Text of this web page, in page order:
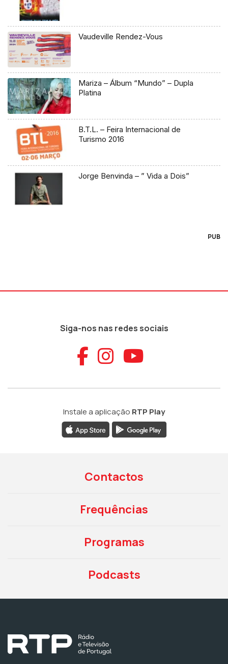
Vaudeville Rendez-Vous
Mariza – Álbum “Mundo” – Dupla
Platina
B.T.L. – Feira Internacional de
Turismo 2016
Jorge Benvinda – ” Vida a Dois”
PUB
Siga-nos nas redes sociais
Aceder ao
Aceder ao
Aceder
Instale a aplicação RTP Play
Contactos
Frequências
Programas
Podcasts